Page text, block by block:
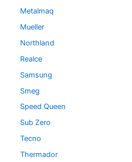
Metalmaq
Mueller
Northland
Realce
Samsung
Smeg
Speed Queen
Sub Zero
Tecno
Thermador